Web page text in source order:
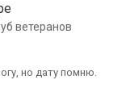
ветеранов
но дату помню.